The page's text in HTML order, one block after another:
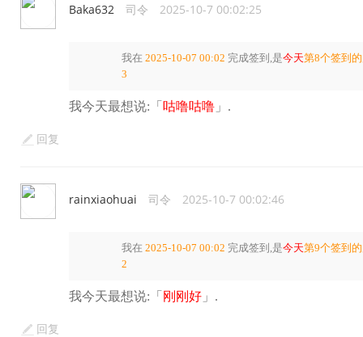
Baka632 司令 2025-10-7 00:02:25
我在 2025-10-07 00:02 完成签到,是今天第8个签到
3
我今天最想说:「 咕噜咕噜 」.
回复
rainxiaohuai 司令 2025-10-7 00:02:46
我在 2025-10-07 00:02 完成签到,是今天第9个签到
2
我今天最想说:「 刚刚好 」.
回复